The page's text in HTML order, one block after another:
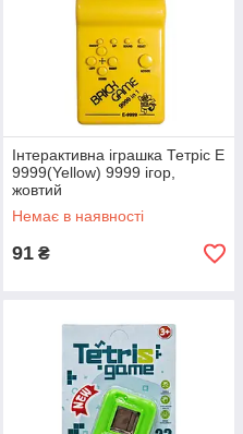
Інтерактивна іграшка Тетріс Е
9999(Yellow) 9999 ігор,
жовтий
Немає в наявності
91 ₴